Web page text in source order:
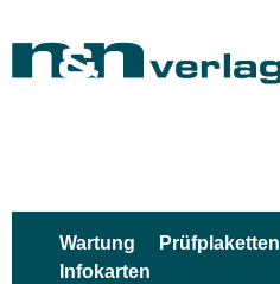
Wartung Prüfplaketten
Infokarten